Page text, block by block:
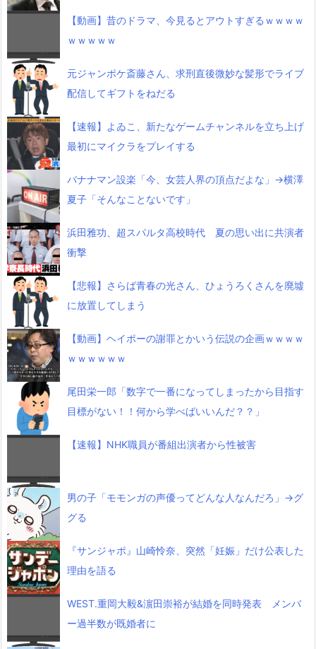
【動画】昔のドラマ、今見るとアウトすぎるｗｗｗｗ
ｗｗｗｗｗ
元ジャンポケ斎藤さん、求刑直後微妙な髪形でライブ
配信してギフトをねだる
【速報】よゐこ、新たなゲームチャンネルを立ち上げ
最初にマイクラをプレイする
バナナマン設楽「今、女芸人界の頂点だよな」→横澤
夏子「そんなことないです」
浜田雅功、超スパルタ高校時代 夏の思い出に共演者
衝撃
【悲報】さらば青春の光さん、ひょうろくさんを廃墟
に放置してしまう
【動画】ヘイポーの謝罪とかいう伝説の企画ｗｗｗｗ
ｗｗｗｗｗｗ
尾田栄一郎「数字で一番になってしまったから目指す
目標がない！！何から学べばいいんだ？？」
【速報】NHK職員が番組出演者から性被害
男の子「モモンガの声優ってどんな人なんだろ」→グ
グる
『サンジャポ』山崎怜奈、突然「妊娠」だけ公表した
理由を語る
WEST.重岡大毅&濵田崇裕が結婚を同時発表 メンバ
ー過半数が既婚者に